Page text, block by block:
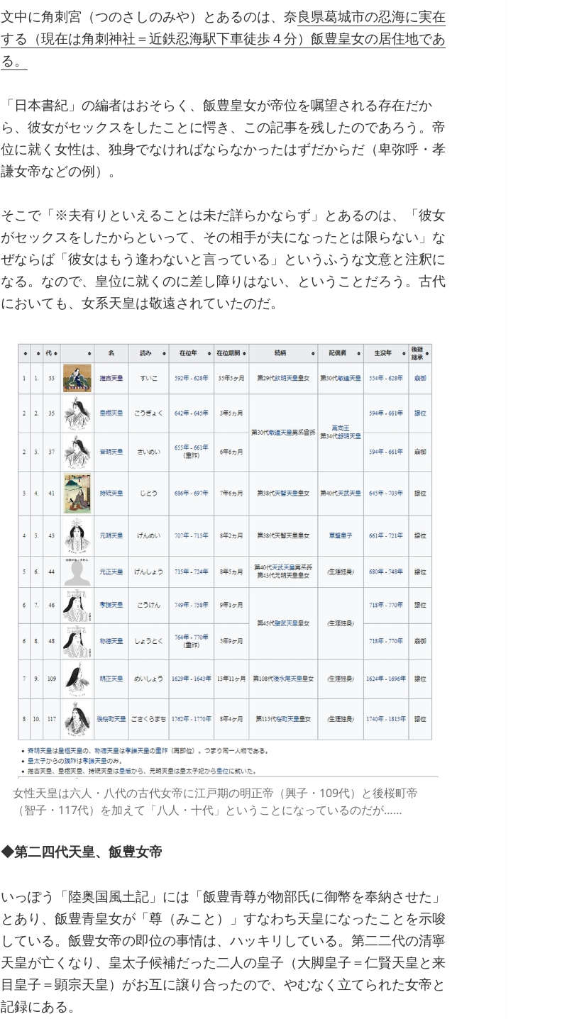
文中に角刺宮（つのさしのみや）とあるのは、奈良県葛城市の忍海に実在
する（現在は角刺神社＝近鉄忍海駅下車徒歩４分）飯豊皇女の居住地であ
る。
「日本書紀」の編者はおそらく、飯豊皇女が帝位を嘱望される存在だか
ら、彼女がセックスをしたことに愕き、この記事を残したのであろう。帝
位に就く女性は、独身でなければならなかったはずだからだ（卑弥呼・孝
謙女帝などの例）。
そこで「※夫有りといえることは未だ詳らかならず」とあるのは、「彼女
がセックスをしたからといって、その相手が夫になったとは限らない」な
ぜならば「彼女はもう逢わないと言っている」というふうな文意と注釈に
なる。なので、皇位に就くのに差し障りはない、ということだろう。古代
においても、女系天皇は敬遠されていたのだ。
女性天皇は六人・八代の古代女帝に江戸期の明正帝（興子・109代）と後桜町帝
（智子・117代）を加えて「八人・十代」ということになっているのだが……
◆第二四代天皇、飯豊女帝
いっぽう「陸奥国風土記」には「飯豊青尊が物部氏に御幣を奉納させた」
とあり、飯豊青皇女が「尊（みこと）」すなわち天皇になったことを示唆
している。飯豊女帝の即位の事情は、ハッキリしている。第二二代の清寧
天皇が亡くなり、皇太子候補だった二人の皇子（大脚皇子＝仁賢天皇と来
目皇子＝顕宗天皇）がお互に譲り合ったので、やむなく立てられた女帝と
記録にある。